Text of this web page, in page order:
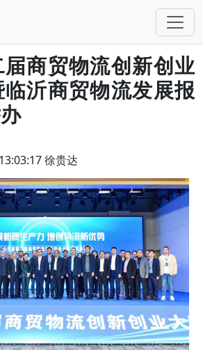
商贸物流创新创业
沂商贸物流发展报
徐贵达